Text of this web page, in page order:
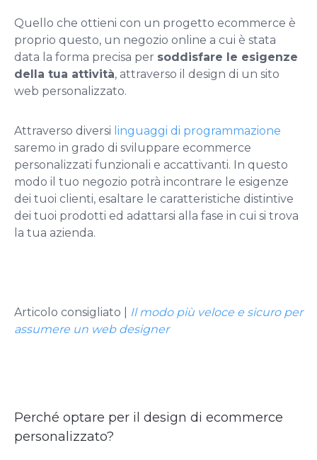
Quello che ottieni con un progetto ecommerce è
proprio questo, un negozio online a cui è stata
data la forma precisa per soddisfare le esigenze
della tua attività, attraverso il design di un sito
web personalizzato.
Attraverso diversi linguaggi di programmazione
saremo in grado di sviluppare ecommerce
personalizzati funzionali e accattivanti. In questo
modo il tuo negozio potrà incontrare le esigenze
dei tuoi clienti, esaltare le caratteristiche distintive
dei tuoi prodotti ed adattarsi alla fase in cui si trova
la tua azienda.
Articolo consigliato |
Il modo più veloce e sicuro per
assumere un web designer
Perché optare per il design di ecommerce
personalizzato?